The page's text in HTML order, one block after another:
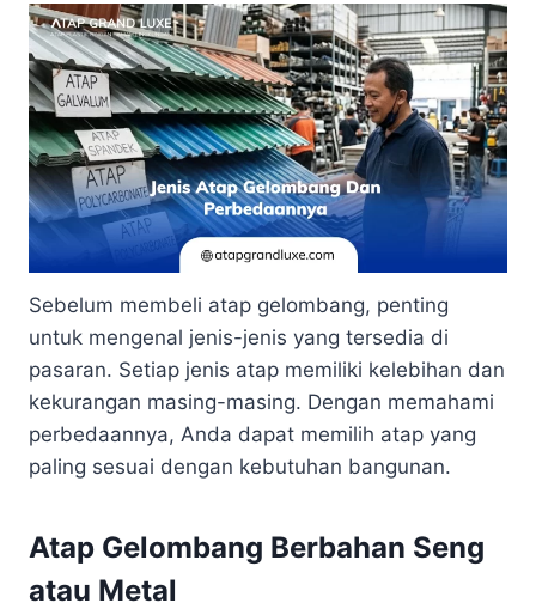
Sebelum membeli atap gelombang, penting
untuk mengenal jenis-jenis yang tersedia di
pasaran. Setiap jenis atap memiliki kelebihan dan
kekurangan masing-masing. Dengan memahami
perbedaannya, Anda dapat memilih atap yang
paling sesuai dengan kebutuhan bangunan.
Atap Gelombang Berbahan Seng
atau Metal